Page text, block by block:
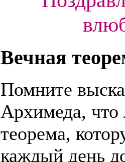
Вечная
Помните
Архимеда, что
теорема,
каждый день